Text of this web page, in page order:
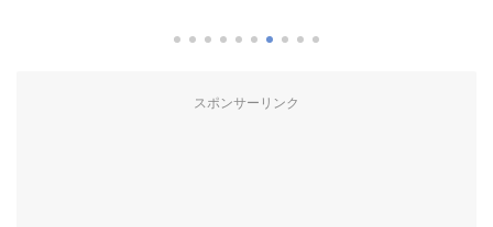
スポンサーリンク